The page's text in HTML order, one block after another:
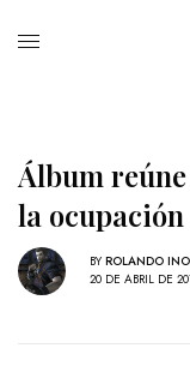
Álbum
la
BY ROLANDO
20 DE ABRIL DE